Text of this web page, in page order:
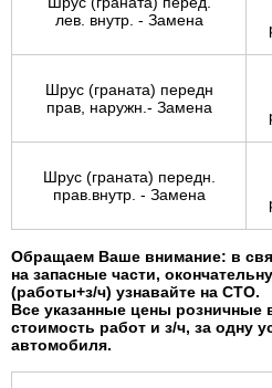
лев. внутр. - Замена
Шрус (граната) передн
прав, наружн.- Замена
Шрус (граната) передн.
прав.внутр. - Замена
Обращаем Ваше внимание: в
на запасные части,
(работы+з/ч) узнавайте на СТО.
Все указанные цены
стоимость работ и з/ч, за одну
автомобиля.